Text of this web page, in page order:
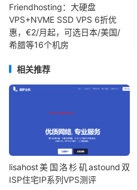
Friendhosting：大硬盘
VPS+NVME SSD VPS 6折优
惠，€2/月起，可选日本/美国/
希腊等16个机房
相关推荐
lisahost美国洛杉矶astound双
ISP住宅IP系列VPS测评